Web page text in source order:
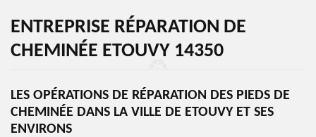
ENTREPRISE RÉPARATION DE
CHEMINÉE ETOUVY 14350
LES OPÉRATIONS DE RÉPARATION DES PIEDS DE
CHEMINÉE DANS LA VILLE DE ETOUVY ET SES
ENVIRONS